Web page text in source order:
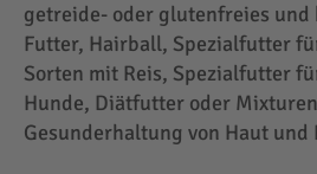
getreide- oder glutenfreies und
Futter, Hairball, Spezialfutter
Sorten mit Reis, Spezialfutter
Hunde, Diätfutter oder
Gesunderhaltung von Haut und